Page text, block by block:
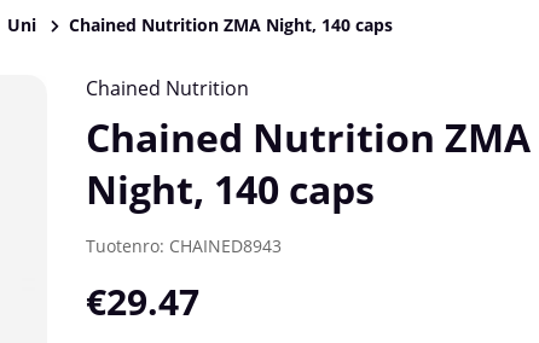
Uni Chained Nutrition ZMA Night, 140 caps
Chained Nutrition
Chained Nutrition ZMA
Night, 140 caps
Tuotenro: CHAINED8943
€29.47